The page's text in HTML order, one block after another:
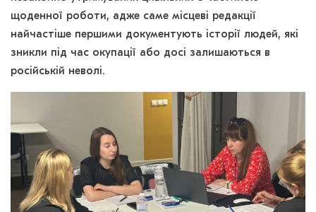
щоденної роботи, адже саме місцеві редакції
найчастіше першими документують історії людей, які
зникли під час окупації або досі залишаються в
російській неволі.